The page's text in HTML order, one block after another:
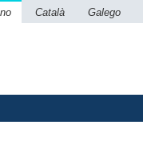
Català Galego